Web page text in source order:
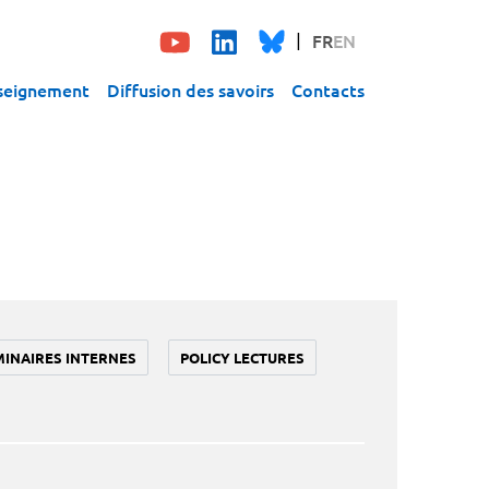
FREN
Diffusion des savoirs Contacts
INTERNES POLICY LECTURES